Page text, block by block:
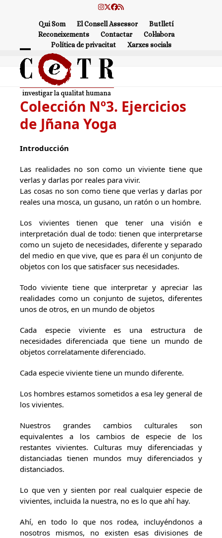
Instagram
Twitter
Facebook
RSS
Qui Som El Consell Assessor
Butlletí
Reconeixements
Contactar
Col·labora
Política de privacitat
Xarxes socials
Open
mobile
menu
Close
mobile
menu
Colección Nº3. Ejercicios
de Jñana Yoga
Introducción
Las realidades no son como un viviente tiene que
verlas y darlas por reales para vivir.
Las cosas no son como tiene que verlas y darlas por
reales una mosca, un gusano, un ratón o un hombre.
Los vivientes tienen que tener una visión e
interpretación dual de todo: tienen que interpretarse
como un sujeto de necesidades, diferente y separado
del medio en que vive, que es para él un conjunto de
objetos con los que satisfacer sus necesidades.
Todo viviente tiene que interpretar y apreciar las
realidades como un conjunto de sujetos, diferentes
unos de otros, en un mundo de objetos
Cada especie viviente es una estructura de
necesidades diferenciada que tiene un mundo de
objetos correlatamente diferenciado.
Cada especie viviente tiene un mundo diferente.
Los hombres estamos sometidos a esa ley general de
los vivientes.
Nuestros grandes cambios culturales son
equivalentes a los cambios de especie de los
restantes vivientes. Culturas muy diferenciadas y
distanciadas tienen mundos muy diferenciados y
distanciados.
Lo que ven y sienten por real cualquier especie de
vivientes, incluida la nuestra, no es lo que ahí hay.
Ahí, en todo lo que nos rodea, incluyéndonos a
nosotros mismos, no existen esas divisiones de